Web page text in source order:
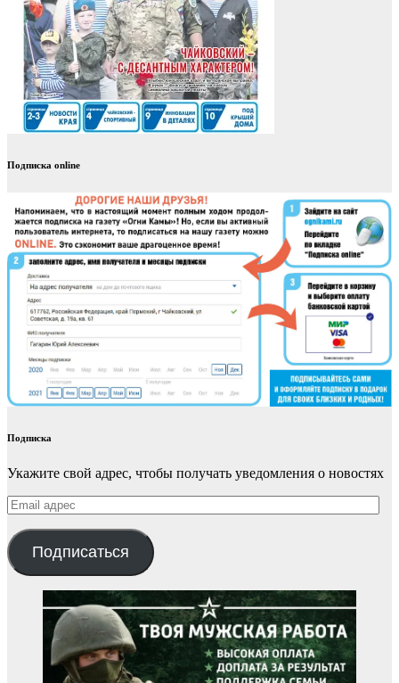
Подписка online
Подписка
Укажите свой адрес, чтобы получать уведомления о новостях
Email
адрес
Подписаться